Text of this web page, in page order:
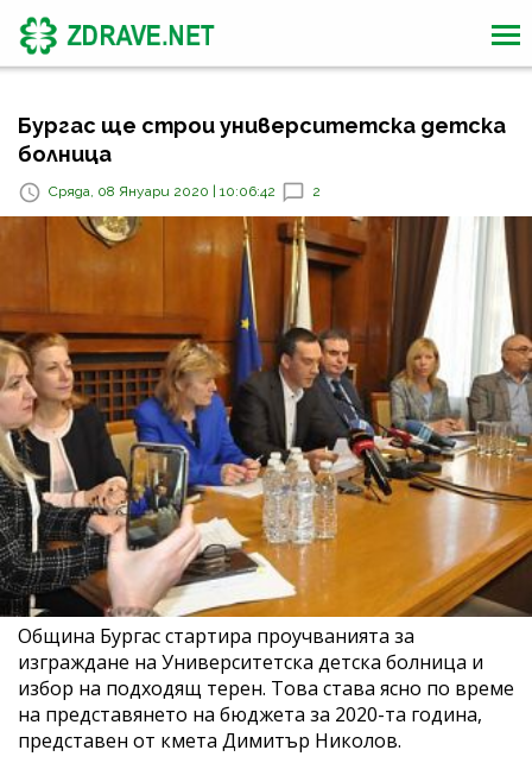
Бургас ще строи университетска детска
болница
Сряда, 08 Януари 2020 | 10:06:42 2
Община Бургас стартира проучванията за
изграждане на Университетска детска болница и
избор на подходящ терен. Това става ясно по време
на представянето на бюджета за 2020-та година,
представен от кмета Димитър Николов.